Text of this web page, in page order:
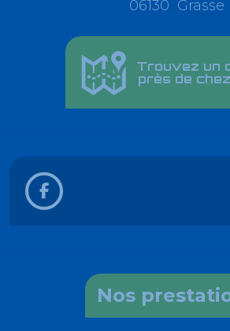
06130 Grasse
Trouvez un
près de
Nos